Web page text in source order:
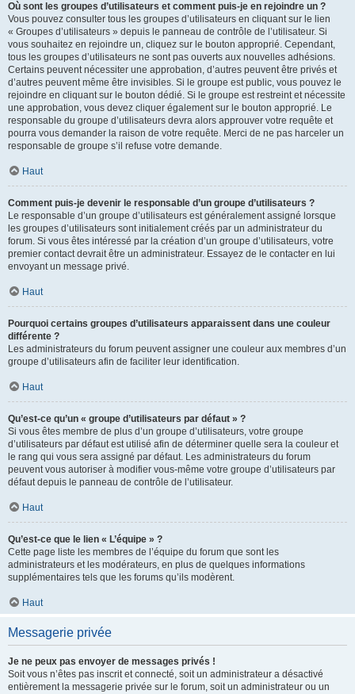
Où sont les groupes d’utilisateurs et comment puis-je en rejoindre un ?
Vous pouvez consulter tous les groupes d’utilisateurs en cliquant sur le lien
« Groupes d’utilisateurs » depuis le panneau de contrôle de l’utilisateur. Si
vous souhaitez en rejoindre un, cliquez sur le bouton approprié. Cependant,
tous les groupes d’utilisateurs ne sont pas ouverts aux nouvelles adhésions.
Certains peuvent nécessiter une approbation, d’autres peuvent être privés et
d’autres peuvent même être invisibles. Si le groupe est public, vous pouvez le
rejoindre en cliquant sur le bouton dédié. Si le groupe est restreint et nécessite
une approbation, vous devez cliquer également sur le bouton approprié. Le
responsable du groupe d’utilisateurs devra alors approuver votre requête et
pourra vous demander la raison de votre requête. Merci de ne pas harceler un
responsable de groupe s’il refuse votre demande.
Haut
Comment puis-je devenir le responsable d’un groupe d’utilisateurs ?
Le responsable d’un groupe d’utilisateurs est généralement assigné lorsque
les groupes d’utilisateurs sont initialement créés par un administrateur du
forum. Si vous êtes intéressé par la création d’un groupe d’utilisateurs, votre
premier contact devrait être un administrateur. Essayez de le contacter en lui
envoyant un message privé.
Haut
Pourquoi certains groupes d’utilisateurs apparaissent dans une couleur
différente ?
Les administrateurs du forum peuvent assigner une couleur aux membres d’un
groupe d’utilisateurs afin de faciliter leur identification.
Haut
Qu’est-ce qu’un « groupe d’utilisateurs par défaut » ?
Si vous êtes membre de plus d’un groupe d’utilisateurs, votre groupe
d’utilisateurs par défaut est utilisé afin de déterminer quelle sera la couleur et
le rang qui vous sera assigné par défaut. Les administrateurs du forum
peuvent vous autoriser à modifier vous-même votre groupe d’utilisateurs par
défaut depuis le panneau de contrôle de l’utilisateur.
Haut
Qu’est-ce que le lien « L’équipe » ?
Cette page liste les membres de l’équipe du forum que sont les
administrateurs et les modérateurs, en plus de quelques informations
supplémentaires tels que les forums qu’ils modèrent.
Haut
Messagerie privée
Je ne peux pas envoyer de messages privés !
Soit vous n’êtes pas inscrit et connecté, soit un administrateur a désactivé
entièrement la messagerie privée sur le forum, soit un administrateur ou un